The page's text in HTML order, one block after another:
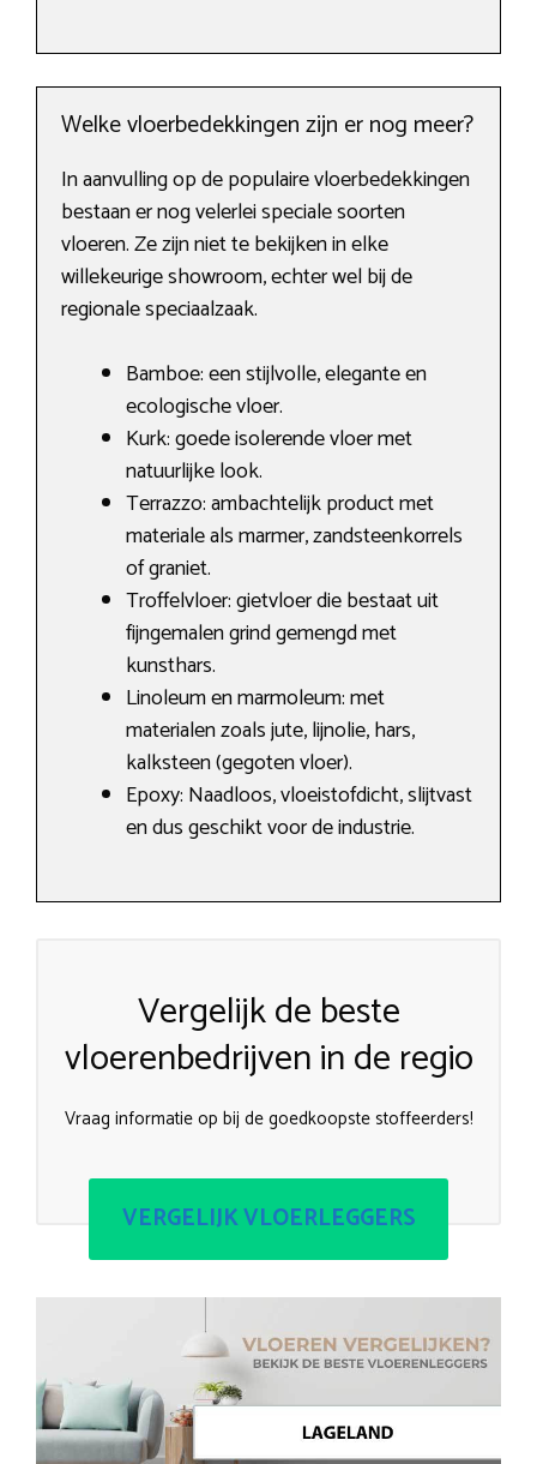
Welke vloerbedekkingen zijn er nog meer?
In aanvulling op de populaire vloerbedekkingen
bestaan er nog velerlei speciale soorten
vloeren. Ze zijn niet te bekijken in elke
willekeurige showroom, echter wel bij de
regionale speciaalzaak.
Bamboe: een stijlvolle, elegante en
ecologische vloer.
Kurk: goede isolerende vloer met
natuurlijke look.
Terrazzo: ambachtelijk product met
materiale als marmer, zandsteenkorrels
of graniet.
Troffelvloer: gietvloer die bestaat uit
fijngemalen grind gemengd met
kunsthars.
Linoleum en marmoleum: met
materialen zoals jute, lijnolie, hars,
kalksteen (gegoten vloer).
Epoxy: Naadloos, vloeistofdicht, slijtvast
en dus geschikt voor de industrie.
Vergelijk de beste
vloerenbedrijven in de regio
Vraag informatie op bij de goedkoopste stoffeerders!
VERGELIJK VLOERLEGGERS